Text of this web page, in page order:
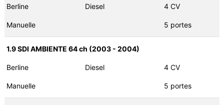
Berline Diesel 4 CV
Manuelle 5 portes
1.9 SDI AMBIENTE 64 ch (2003 - 2004)
Berline Diesel 4 CV
Manuelle 5 portes